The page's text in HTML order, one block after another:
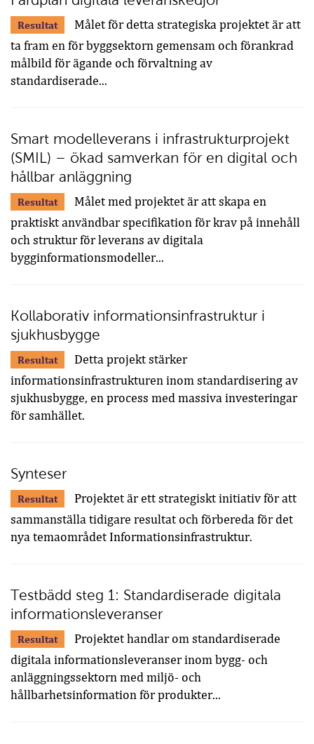
Resultat
Målet för detta strategiska projektet är att
ta fram en för byggsektorn gemensam och förankrad
målbild för ägande och förvaltning av
standardiserade...
Smart modelleverans i infrastrukturprojekt
(SMIL) – ökad samverkan för en digital och
hållbar anläggning
Resultat
Målet med projektet är att skapa en
praktiskt användbar specifikation för krav på innehåll
och struktur för leverans av digitala
bygginformationsmodeller...
Kollaborativ informationsinfrastruktur i
sjukhusbygge
Resultat
Detta projekt stärker
informationsinfrastrukturen inom standardisering av
sjukhusbygge, en process med massiva investeringar
för samhället.
Synteser
Resultat
Projektet är ett strategiskt initiativ för att
sammanställa tidigare resultat och förbereda för det
nya temaområdet Informationsinfrastruktur.
Testbädd steg 1: Standardiserade digitala
informationsleveranser
Resultat
Projektet handlar om standardiserade
digitala informationsleveranser inom bygg- och
anläggningssektorn med miljö- och
hållbarhetsinformation för produkter...